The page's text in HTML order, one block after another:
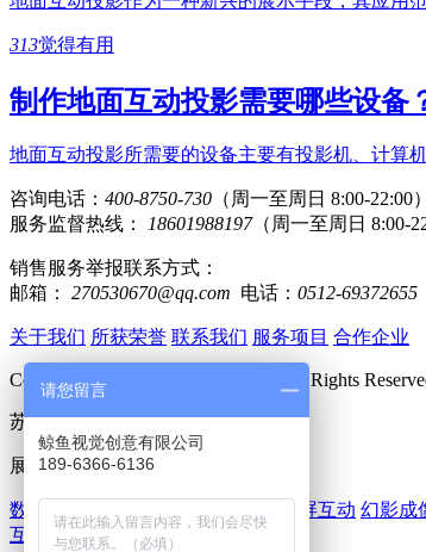
313觉得有用
制作地面互动投影需要哪些设备
地面互动投影所需要的设备主要有投影机、计算
咨询电话： 400-8750-730 （周一至周日 8:00-22:00）
服务监督热线： 18601988197（周一至周日 8:00-
销售服务举报联系方式：
邮箱： 270530670@qq.com 电话： 0512-69372655
关于我们 所获荣誉 联系我们 服务项目 合作企业
Copyright 2018 www.huomi360.cn All Rights
苏ICP备15062489号-2
展厅多媒体：
数字展厅 数字沙盘 虚拟试衣 AR大屏互动 幻影成
互动滑轨屏
请您留言
鲸鱼视觉创意有限公司
189-6366-6136